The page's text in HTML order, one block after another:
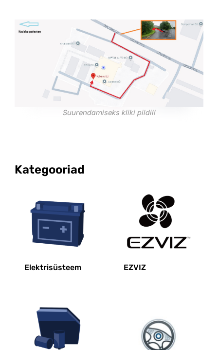
Suurendamiseks kliki pildil!
Kategooriad
Elektrisüsteem EZVIZ